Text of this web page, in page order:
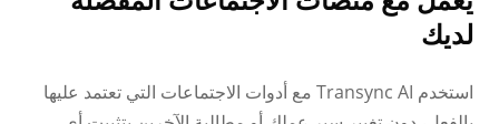
لديك
استخدم Transync AI مع أدوات الاجتماعات التي تعتمد عليها